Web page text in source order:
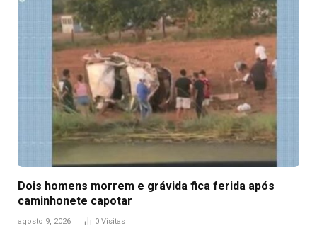
Dois homens morrem e grávida fica ferida após
caminhonete capotar
agosto 9, 2026 0 Visitas